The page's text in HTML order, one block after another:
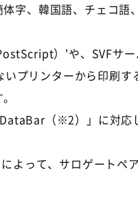
字、韓国語、チェコ
）'や、SVFサ
プリンターから印刷
（※2）」に対
よって、サロゲート